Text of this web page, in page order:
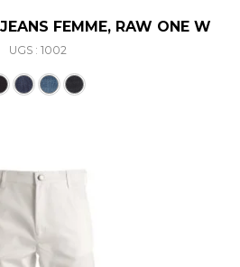
FEMME, RAW ONE W
UGS : 1002